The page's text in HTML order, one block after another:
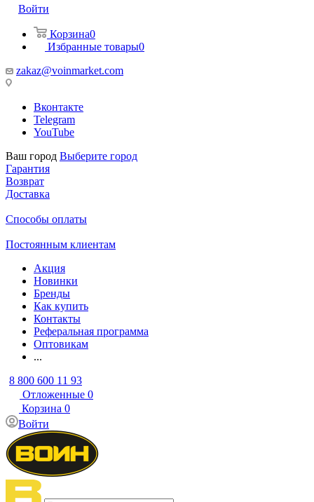
Войти
Корзина0
Избранные товары0
zakaz@voinmarket.com
Вконтакте
Telegram
YouTube
Ваш город Выберите город
Гарантия
Возврат
Доставка
Способы оплаты
Постоянным клиентам
Акция
Новинки
Бренды
Как купить
Контакты
Реферальная программа
Оптовикам
...
8 800 600 11 93
Отложенные 0
Корзина 0
Войти